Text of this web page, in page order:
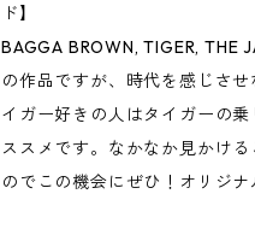
ド】
BAGGA BROWN, TIGER, THE
の作品ですが、時代を感じさ
イガー好きの人はタイガーの
ススメです。なかなか見かけ
のでこの機会にぜひ！オリジナ